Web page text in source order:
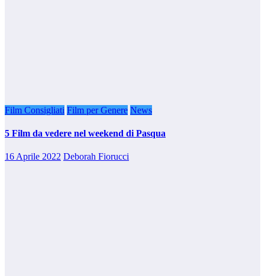
Film Consigliati Film per Genere News
5 Film da vedere nel weekend di Pasqua
16 Aprile 2022 Deborah Fiorucci